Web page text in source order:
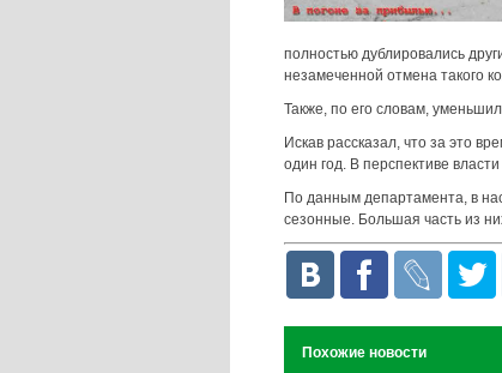
полностью дублировались
незамеченной отмена такого
Также, по его словам,
Искав рассказал, что за это
один год. В перспективе
По данным департамента, в
сезонные. Большая часть из
Похожие новости